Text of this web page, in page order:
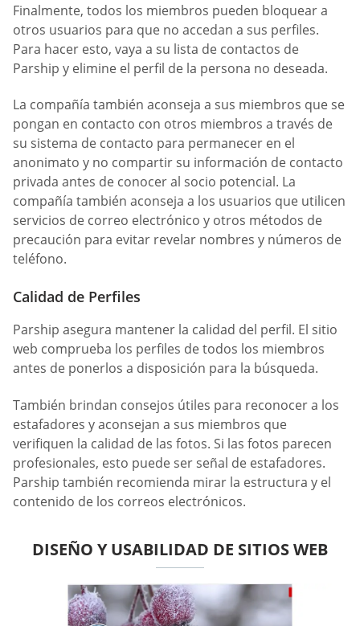
Finalmente, todos los miembros pueden bloquear a
otros usuarios para que no accedan a sus perfiles.
Para hacer esto, vaya a su lista de contactos de
Parship y elimine el perfil de la persona no deseada.
La compañía también aconseja a sus miembros que se
pongan en contacto con otros miembros a través de
su sistema de contacto para permanecer en el
anonimato y no compartir su información de contacto
privada antes de conocer al socio potencial. La
compañía también aconseja a los usuarios que utilicen
servicios de correo electrónico y otros métodos de
precaución para evitar revelar nombres y números de
teléfono.
Calidad de Perfiles
Parship asegura mantener la calidad del perfil. El sitio
web comprueba los perfiles de todos los miembros
antes de ponerlos a disposición para la búsqueda.
También brindan consejos útiles para reconocer a los
estafadores y aconsejan a sus miembros que
verifiquen la calidad de las fotos. Si las fotos parecen
profesionales, esto puede ser señal de estafadores.
Parship también recomienda mirar la estructura y el
contenido de los correos electrónicos.
DISEÑO Y USABILIDAD DE SITIOS WEB